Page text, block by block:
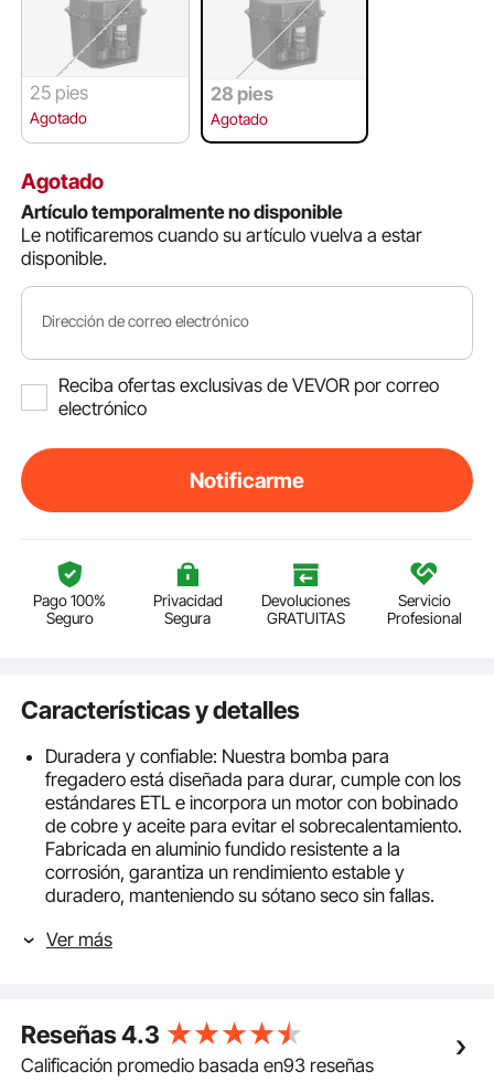
25 pies
Agotado
28 pies
Agotado
Agotado
Artículo temporalmente no disponible
Le notificaremos cuando su artículo vuelva a estar
disponible.
Dirección de correo electrónico
Reciba ofertas exclusivas de VEVOR por correo
electrónico
Notificarme
Pago 100%
Seguro
Privacidad
Segura
Devoluciones
GRATUITAS
Servicio
Profesional
Características y detalles
Duradera y confiable: Nuestra bomba para
fregadero está diseñada para durar, cumple con los
estándares ETL e incorpora un motor con bobinado
de cobre y aceite para evitar el sobrecalentamiento.
Fabricada en aluminio fundido resistente a la
corrosión, garantiza un rendimiento estable y
duradero, manteniendo su sótano seco sin fallas.
potente bomba de drenaje, con más de 1/2 HP, gira a
NPT de 1-1/2", maneja partículas de hasta 3/8" con
facilidad, garantizando una rápida evacuación del
Ver más
Reseñas4.3
Calificación promedio basada en93 reseñas